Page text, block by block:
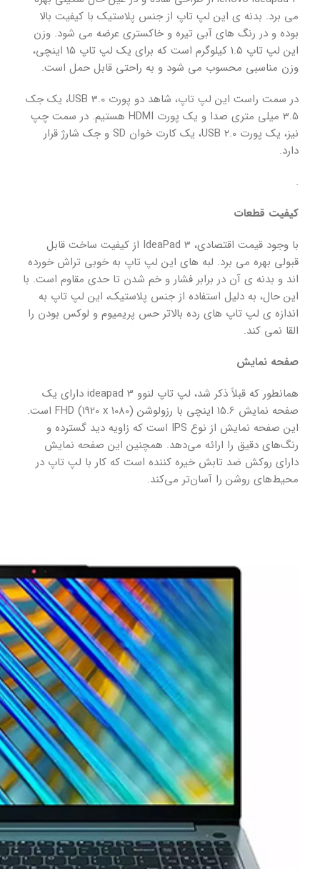
می برد. بدنه ی این لپ تاپ از جنس پلاستیک با کیفیت بالا
بوده و در رنگ های آبی تیره و خاکستری عرضه می شود. وزن
این لپ تاپ 1.5 کیلوگرم است که برای یک لپ تاپ 15 اینچی،
وزن مناسبی محسوب می شود و به راحتی قابل حمل است.
در سمت راست این لپ تاپ، شاهد دو پورت USB 3.0، یک جک
3.5 میلی متری صدا و یک پورت HDMI هستیم. در سمت چپ
نیز، یک پورت USB 2.0، یک کارت خوان SD و جک شارژ قرار
دارد.
.
کیفیت قطعات
با وجود قیمت اقتصادی، IdeaPad 3 از کیفیت ساخت قابل
قبولی بهره می برد. لبه های این لپ تاپ به خوبی تراش خورده
اند و بدنه ی آن در برابر فشار و خم شدن تا حدی مقاوم است. با
این حال، به دلیل استفاده از جنس پلاستیک، این لپ تاپ به
اندازه ی لپ تاپ های رده بالاتر حس پریمیوم و لوکس بودن را
القا نمی کند.
صفحه نمایش
همانطور که قبلاً ذکر شد، لپ تاپ لنوو ideapad 3 دارای یک
صفحه نمایش 15.6 اینچی با رزولوشن FHD (1920 x 1080) است.
این صفحه نمایش از نوع IPS است که زاویه دید گسترده و
رنگ‌های دقیق را ارائه می‌دهد. همچنین این صفحه نمایش
دارای روکش ضد تابش خیره کننده است که کار با لپ تاپ در
محیط‌های روشن را آسان‌تر می‌کند.